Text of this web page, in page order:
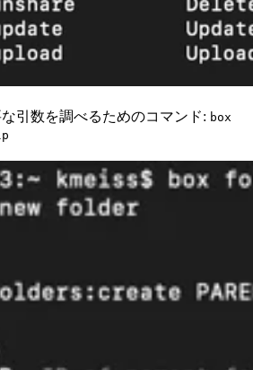
引数を調べるためのコマンド: box